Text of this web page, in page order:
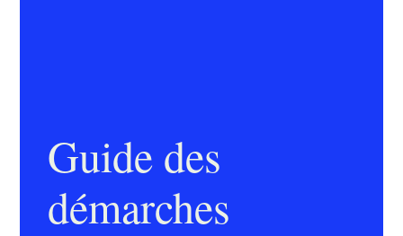
Guide des
démarches